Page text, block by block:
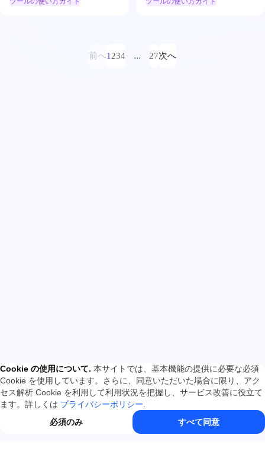
GIF 动图全搞定
前へ1 234 ... 27次へ
Cookie の使用について. 本サイトでは、基本機能の提供に必要な必須
Cookie を使用しています。さらに、同意いただいた場合に限り、アク
セス解析 Cookie を利用して利用状況を把握し、サービス改善に役立て
ます。詳しくは プライバシーポリシー
必須のみ
すべて同意